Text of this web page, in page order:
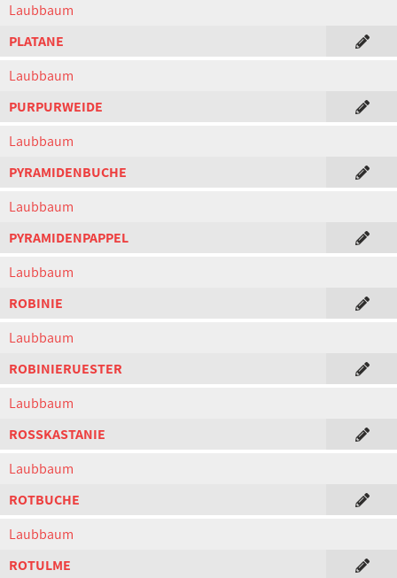
Laubbaum
PLATANE
Laubbaum
PURPURWEIDE
Laubbaum
PYRAMIDENBUCHE
Laubbaum
PYRAMIDENPAPPEL
Laubbaum
ROBINIE
Laubbaum
ROBINIERUESTER
Laubbaum
ROSSKASTANIE
Laubbaum
ROTBUCHE
Laubbaum
ROTULME